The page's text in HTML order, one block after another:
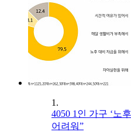
1.
4050 1인 가구 ‘노
어려워”